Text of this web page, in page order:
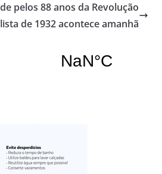
pelos 88 anos da Revolução
de 1932 acontece amanhã